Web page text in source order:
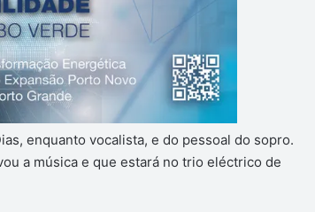
enquanto vocalista, e do pessoal do sopro.
a música e que estará no trio eléctrico de